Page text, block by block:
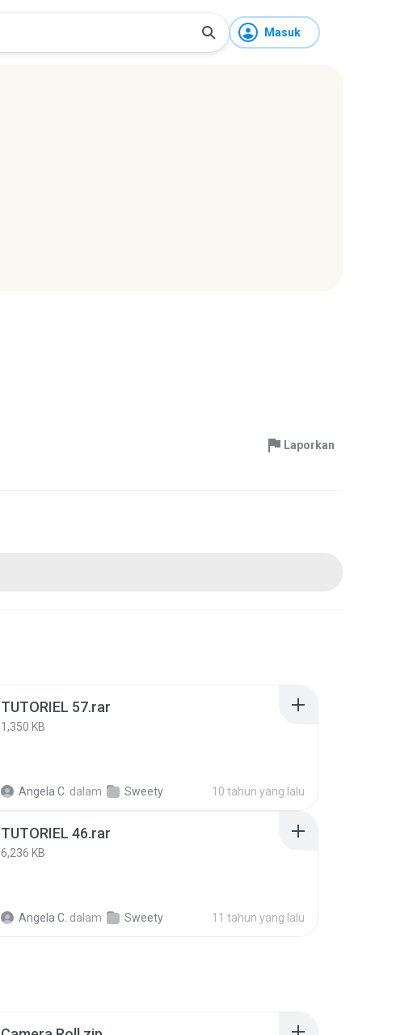
Masuk
Laporkan
TUTORIEL 57.rar
1,350 KB
Angela C. dalam Sweety 10 tahun yang lalu
TUTORIEL 46.rar
6,236 KB
Angela C. dalam Sweety 11 tahun yang lalu